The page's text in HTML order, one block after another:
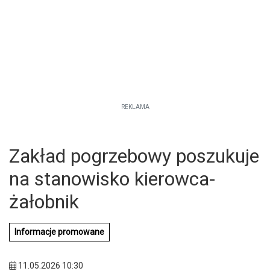
REKLAMA
Zakład pogrzebowy poszukuje
na stanowisko kierowca-
żałobnik
Informacje promowane
11.05.2026 10:30